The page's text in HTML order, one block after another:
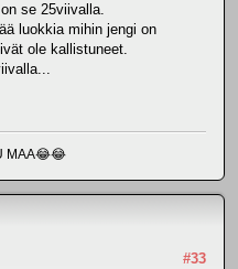
se 25viivalla.
luokkia mihin jengi on
ole kallistuneet.
MAA😂😂
#33